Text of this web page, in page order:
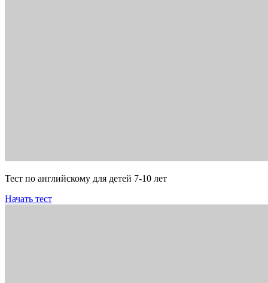
Тест по английскому для детей 7-10 лет
Начать тест